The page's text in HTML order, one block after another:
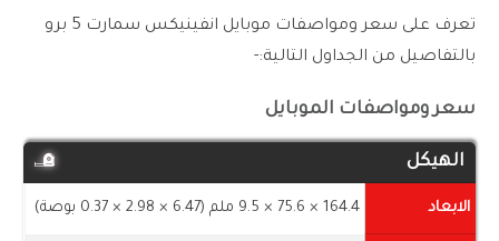
تعرف على سعر ومواصفات موبايل انفينيكس سمارت 5 برو
بالتفاصيل من الجداول التالية:-
سعر ومواصفات الموبايل
الهيكل
الابعاد 164.4 × 75.6 × 9.5 ملم (6.47 × 2.98 × 0.37 بوصة)